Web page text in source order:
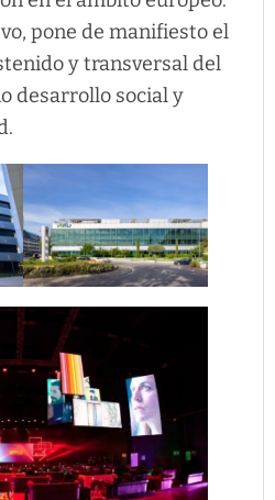
pone de manifiesto el
y transversal del
desarrollo social y